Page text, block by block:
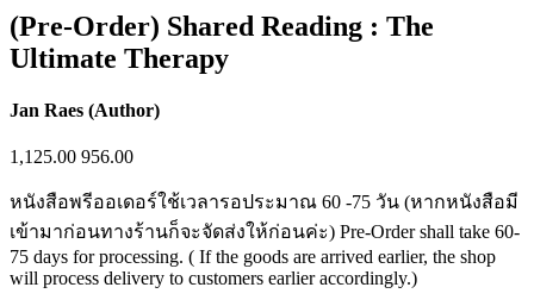
Science Fiction
Society
Sports & Leisure
Sustainability
Travel
Typography
Wildlife
World Atlases / World Maps
(Pre-Order) Shared Reading : The
Ultimate Therapy
Jan Raes (Author)
1,125.00 956.00
หนังสือพรีออเดอร์ใช้เวลารอประมาณ 60 -75 วัน (หากหนังสือมี
เข้ามาก่อนทางร้านก็จะจัดส่งให้ก่อนค่ะ) Pre-Order shall take 60-
75 days for processing. ( If the goods are arrived earlier, the shop
will process delivery to customers earlier accordingly.)